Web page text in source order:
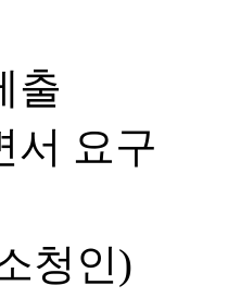
출
서 요구
청인)